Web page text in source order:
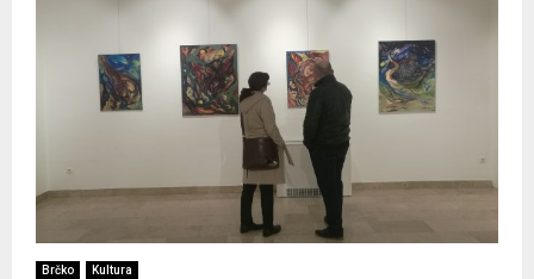
Brčko Kultura